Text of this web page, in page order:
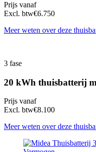
Prijs vanaf
Excl. btw€6.750
Meer weten over deze
3 fase
20 kWh thuisbatterij
Prijs vanaf
Excl. btw€8.100
Meer weten over deze